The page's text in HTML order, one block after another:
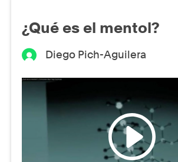
¿Qué es el mentol?
Diego Pich-Aguilera